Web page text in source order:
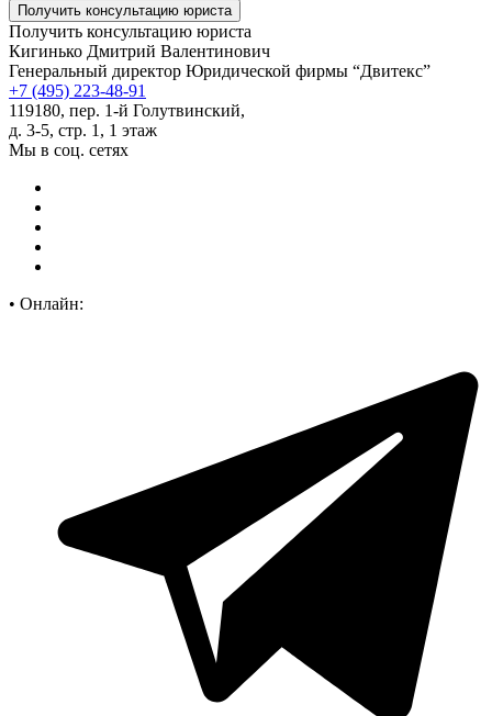
Получить консультацию юриста
Кигинько Дмитрий Валентинович
Генеральный директор Юридической фирмы “Двитекс”
+7 (495) 223-48-91
119180, пер. 1-й Голутвинский,
д. 3-5, стр. 1, 1 этаж
Мы в соц. сетях
• Онлайн: